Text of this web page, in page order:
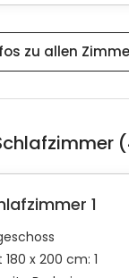
zu allen
1
180 x 200 cm: 1